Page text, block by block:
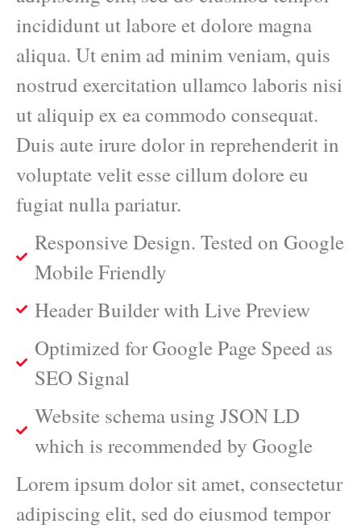
incididunt ut labore et dolore magna
aliqua. Ut enim ad minim veniam, quis
nostrud exercitation ullamco laboris nisi
ut aliquip ex ea commodo consequat.
Duis aute irure dolor in reprehenderit in
voluptate velit esse cillum dolore eu
fugiat nulla pariatur.
Responsive Design. Tested on Google
Mobile Friendly
Header Builder with Live Preview
Optimized for Google Page Speed as
SEO Signal
Website schema using JSON LD
which is recommended by Google
Lorem ipsum dolor sit amet, consectetur
adipiscing elit, sed do eiusmod tempor